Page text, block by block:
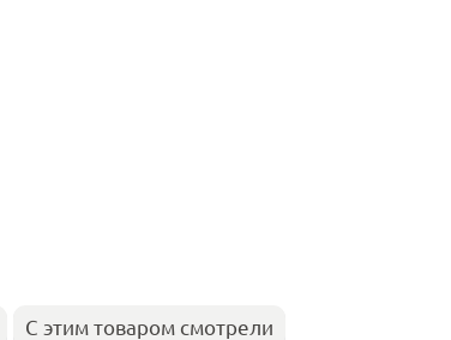
С этим товаром смотрели